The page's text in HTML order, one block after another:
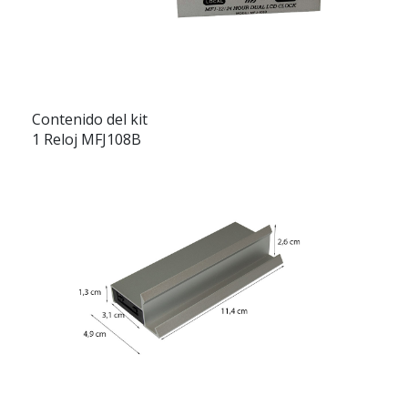
Contenido del kit
1 Reloj MFJ108B